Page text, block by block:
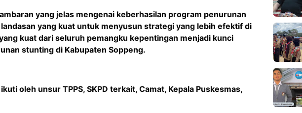
yang jelas mengenai keberhasilan program penurunan
yang kuat untuk menyusun strategi yang lebih efektif di
kuat dari seluruh pemangku kepentingan menjadi kunci
stunting di Kabupaten Soppeng.
oleh unsur TPPS, SKPD terkait, Camat, Kepala Puskesmas,